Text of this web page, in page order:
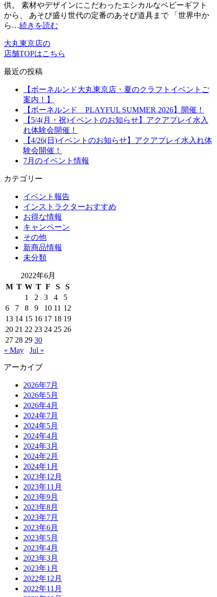
供。 素材やデザインにこだわったエシカルなベビーギフト
から、 あそび盛り世代の定番のあそび道具まで 「世界中か
ら…続きを読む
大丸東京店の
店舗TOPはこちら
最近の投稿
【ボーネルンド大丸東京店・夏のクラフトイベントご
案内！】
【ボーネルンド PLAYFUL SUMMER 2026】開催！
【5/4(月・祝)イベントのお知らせ】アクアプレイ水入
れ体験会開催！
【4/26(日)イベントのお知らせ】アクアプレイ水入れ体
験会開催！
7月のイベント情報
カテゴリー
イベント報告
インストラクターおすすめ
お得な情報
キャンペーン
その他
新商品情報
未分類
2022年6月
M T W T F S
S
1
2 3 4
5
6
7 8 9 10 11 12
13 14 15 16 17 18 19
20 21 22 23 24 25 26
27 28 29 30
« May
Jul »
アーカイブ
2026年7月
2026年5月
2026年4月
2024年7月
2024年5月
2024年4月
2024年3月
2024年2月
2024年1月
2023年12月
2023年11月
2023年9月
2023年8月
2023年7月
2023年6月
2023年5月
2023年4月
2023年3月
2023年1月
2022年12月
2022年11月